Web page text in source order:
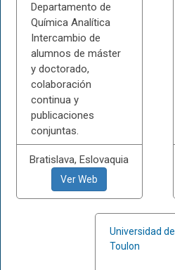
Departamento de
Química Analítica
Intercambio de
alumnos de máster
y doctorado,
colaboración
continua y
publicaciones
conjuntas.
Bratislava, Eslovaquia
Ver Web
Universidad de
Toulon